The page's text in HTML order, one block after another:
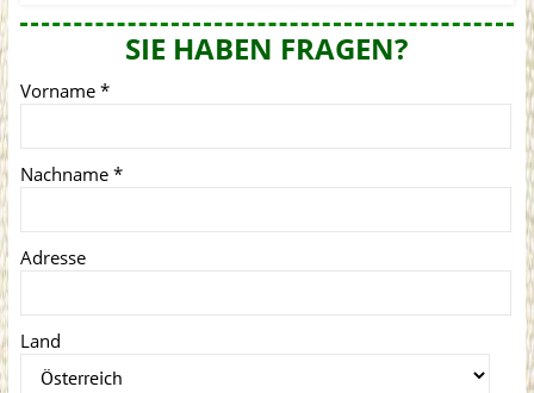
SIE HABEN FRAGEN?
Vorname *
Nachname *
Adresse
Land